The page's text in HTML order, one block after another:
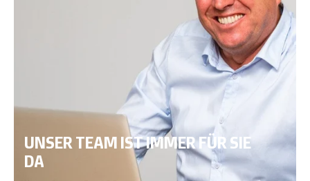
UNSER TEAM IST IMMER FÜR SIE
DA